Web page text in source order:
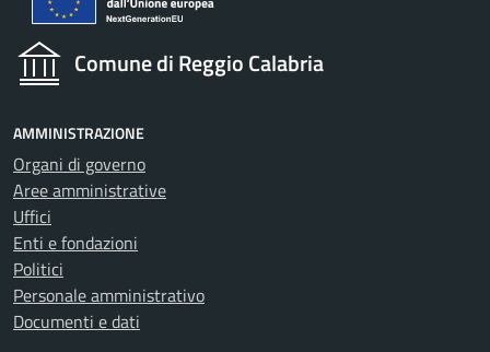
Comune di Reggio Calabria
AMMINISTRAZIONE
Organi di governo
Aree amministrative
Uffici
Enti e fondazioni
Politici
Personale amministrativo
Documenti e dati